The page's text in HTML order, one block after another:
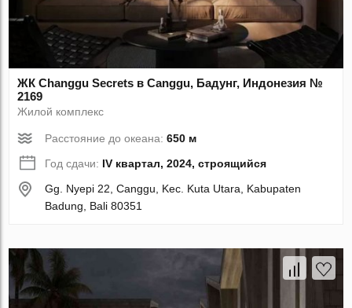
ЖК Changgu Secrets в Canggu, Бадунг, Индонезия №
2169
Жилой комплекс
Расстояние до океана:650 м
Год сдачи: IV квартал, 2024, строящийся
Gg. Nyepi 22, Canggu, Kec. Kuta Utara, Kabupaten
Badung, Bali 80351